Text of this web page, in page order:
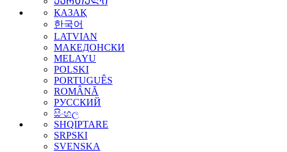
ҚАЗАҚ
한국어
LATVIAN
МАКЕДОНСКИ
MELAYU
POLSKI
PORTUGUÊS
ROMÂNĂ
РУССКИЙ
සිංහල
SHQIPTARE
SRPSKI
SVENSKA